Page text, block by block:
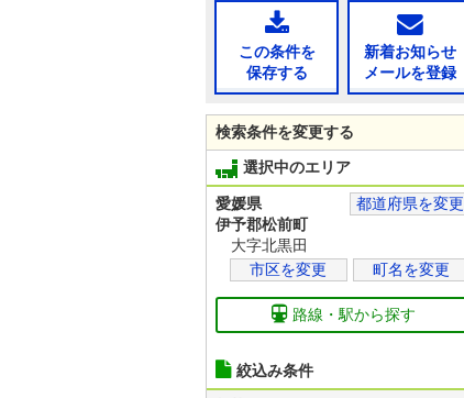
この条件を
保存する
新着お知らせ
メールを登録
検索条件を変更する
選択中のエリア
愛媛県
都道府県を変更
伊予郡松前町
大字北黒田
市区を変更
町名を変更
路線・駅から探す
絞込み条件